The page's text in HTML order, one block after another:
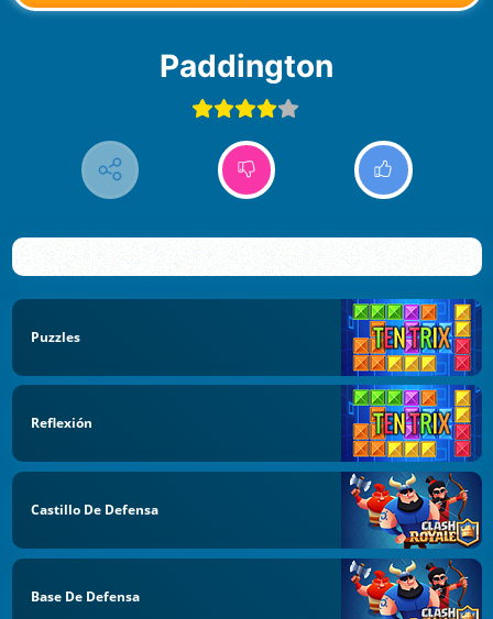
Paddington
Puzzles
Reflexión
Castillo De Defensa
Base De Defensa